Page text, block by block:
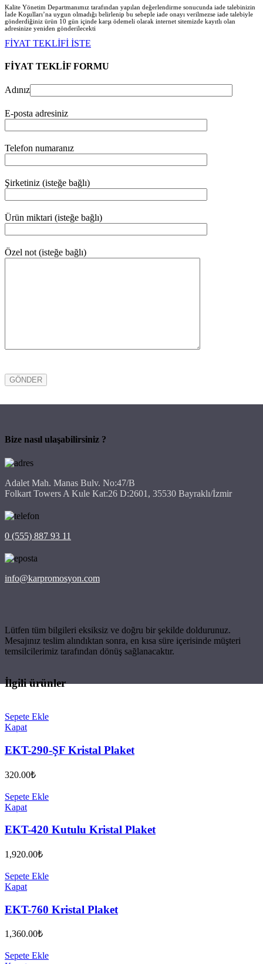
Kalite Yönetim Departmanımız tarafından yapılan değerlendirme sonucunda iade talebinizin
İade Koşulları’na uygun olmadığı belirlenip bu sebeple iade onayı verilmezse iade talebiyle
gönderdiğiniz ürün 10 gün içinde karşı ödemeli olarak internet sitemizde kayıtlı olan
adresinize yeniden gönderilecekti
FİYAT TEKLİFİ İSTE
FİYAT TEKLİF FORMU
Adınız
E-posta adresiniz
Telefon numaranız
Şirketiniz (isteğe bağlı)
Ürün miktari (isteğe bağlı)
Özel not (isteğe bağlı)
Bize nasıl ulaşabilirsiniz ?
Adalet Mah. Manas Bulv. No:47/B
Folkart Towers A Kule Kat:26 D:2601, 35530 Bayraklı/İzmir
0 (555) 887 93 11
info@karpromosyon.com
Lütfen tüm bilgileri eksiksiz ve doğru bir şekilde doldurunuz.
Mesajınız teslim alındıktan sonra, en kısa süre içerisinde müşteri
temsilcilerimiz tarafından dönüş sağlanacaktır.
İlgili ürünler
Sepete Ekle
Kapat
EKT-290-ŞF Kristal Plaket
320.00₺
Sepete Ekle
Kapat
EKT-420 Kutulu Kristal Plaket
1,920.00₺
Sepete Ekle
Kapat
EKT-760 Kristal Plaket
1,360.00₺
Sepete Ekle